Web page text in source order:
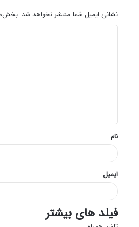
نشانی ایمیل شما منتشر نخواهد شد.
*
نام
ایمیل
فیلد های بیشتر